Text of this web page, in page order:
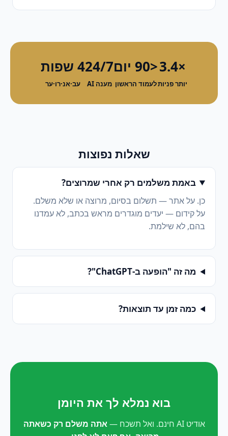
×3.4
יותר פניות
<90 יום
לעמוד הראשון
24/7
מענה AI
4 שפות
עב·אנ·רו·ער
שאלות נפוצות
באמת משלמים רק אחרי שמרוצים?
כן. על אתר — תשלום בסיום, מרוצה או שלא משלם.
על קידום — יעדים מוגדרים מראש בכתב, לא עמדנו
בהם, לא שילמת.
מה זה "הופעה ב-ChatGPT"?
כמה זמן עד תוצאות?
בוא נמלא לך את היומן
אודיט AI חינם. ואל תשכח —
אתה משלם רק כשאתה